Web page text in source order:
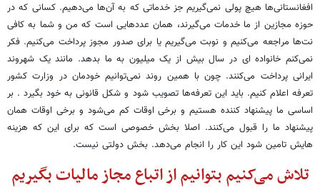
افغانستانی‌ها هیچ پولی نمی‌گیریم جز خدماتی که به آن‌ها می‌دهیم. کسانی که در
حوزه مجازین از ما خدمات می‌گیرند، همان عددهایی است که من و شما به کافی
نت‌ها مراجعه می‌کنیم و نوبت می‌گیریم یا برای صدور مجوز پرداخت می‌کنیم. فکر
نمی‌کنم خانواده ای در سال بیش از یک میلیون به ما بدهد. مانند یک شهروند
ایرانی پرداخت می‌کنند. چون با همین روند نمی‌توانیم خودمان در وزارت کشور
تعرفه اعلام کنیم. باید این تعرفه‌ها تصویب شود و شکل قانونی به خود بگیرد . بر
اساسی ما پیشنهاد کننده هستیم و برخی اوقات کم می‌شود و برخی اوقات همان
پیشنهاد ما را قبول می‌کنند. اصلا بخش خصوصی است که برای این که هزینه
هایش تامین شود این کار را انجام می‌دهد. بخش دولتی نیست.
تلاش می‌کنیم بتوانیم از اتباع مجاز مالیات بگیریم